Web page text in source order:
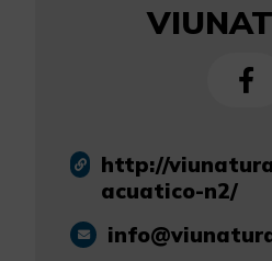
http://
acuatico-n2/